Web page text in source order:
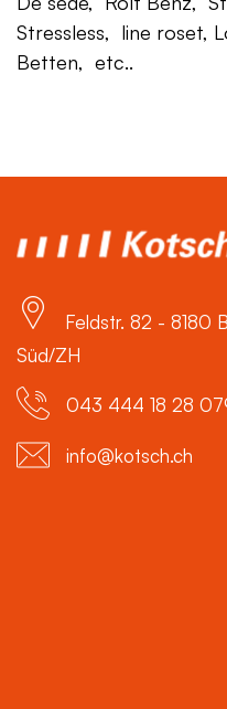
Stressless, line roset,
Betten, etc..
Feldstr. 82 - 8180
Süd/ZH
043 444 18 28
info@kotsch.ch